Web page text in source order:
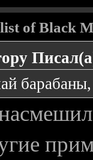
of Black